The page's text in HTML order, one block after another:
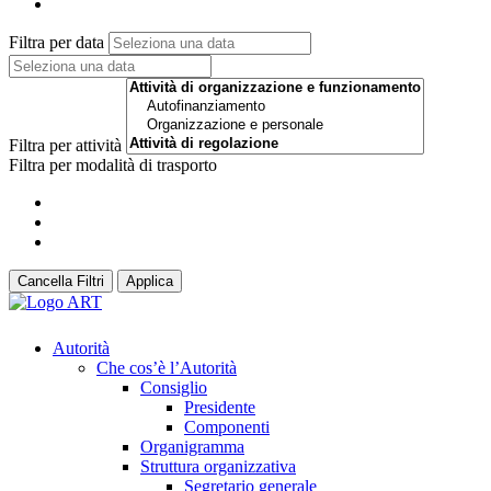
Filtra per data
Filtra per attività
Filtra per modalità di trasporto
Cancella Filtri Applica
Autorità
Che cos’è l’Autorità
Consiglio
Presidente
Componenti
Organigramma
Struttura organizzativa
Segretario generale